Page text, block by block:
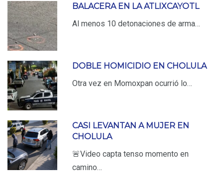
BALACERA EN LA ATLIXCAYOTL
Al menos 10 detonaciones de arma…
DOBLE HOMICIDIO EN CHOLULA
Otra vez en Momoxpan ocurrió lo…
CASI LEVANTAN A MUJER EN
CHOLULA
🚨Video capta tenso momento en
camino…